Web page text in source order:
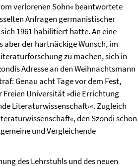
verlorenen Sohn« beantwortete
Anfragen germanistischer
1961 habilitiert hatte. An eine
aber der hartnäckige Wunsch, im
zu machen, sich in
Adresse an den Weihnachtsmann
Genau acht Tage vor dem Fest,
Freien Universität »die Errichtung
Literaturwissenschaft›«. Zugleich
den Szondi schon
und Vergleichende
des Lehrstuhls und des neuen